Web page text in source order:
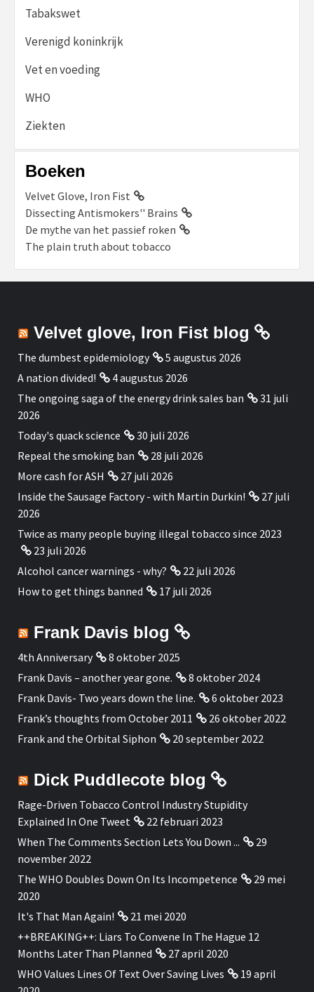
Tabakswet
Verenigd koninkrijk
Vet en voeding
WHO
Ziekten
Boeken
Velvet Glove, Iron Fist
Dissecting Antismokers'' Brains
De mythe van het passief roken
The plain truth about tobacco
Velvet glove, Iron Fist blog
The dumbest epidemiology
5 augustus 2026
A nation divided!
4 augustus 2026
The ongoing saga of the energy drink sales ban
31 juli
2026
Today's quack science
30 juli 2026
Repeal the smoking ban
28 juli 2026
More cash for ASH
27 juli 2026
Inside the Sausage Factory - with Martin Durkin!
27 juli
2026
Twice as many people buying illegal tobacco since 2023
23 juli 2026
Alcohol cancer warnings - why?
22 juli 2026
How to get things banned
17 juli 2026
Frank Davis blog
4th Anniversary
8 oktober 2025
Frank Davis – another year gone.
8 oktober 2024
Frank Davis- Two years down the line.
6 oktober 2023
Frank’s thoughts from October 2011
26 oktober 2022
Frank and the Orbital Siphon
20 september 2022
Dick Puddlecote blog
Rage-Driven Tobacco Control Industry Stupidity
Explained In One Tweet
22 februari 2023
When The Comments Section Lets You Down ...
29
november 2022
The WHO Doubles Down On Its Incompetence
29 mei
2020
It's That Man Again!
21 mei 2020
++BREAKING++: Liars To Convene In The Hague 12
Months Later Than Planned
27 april 2020
WHO Values Lines Of Text Over Saving Lives
19 april